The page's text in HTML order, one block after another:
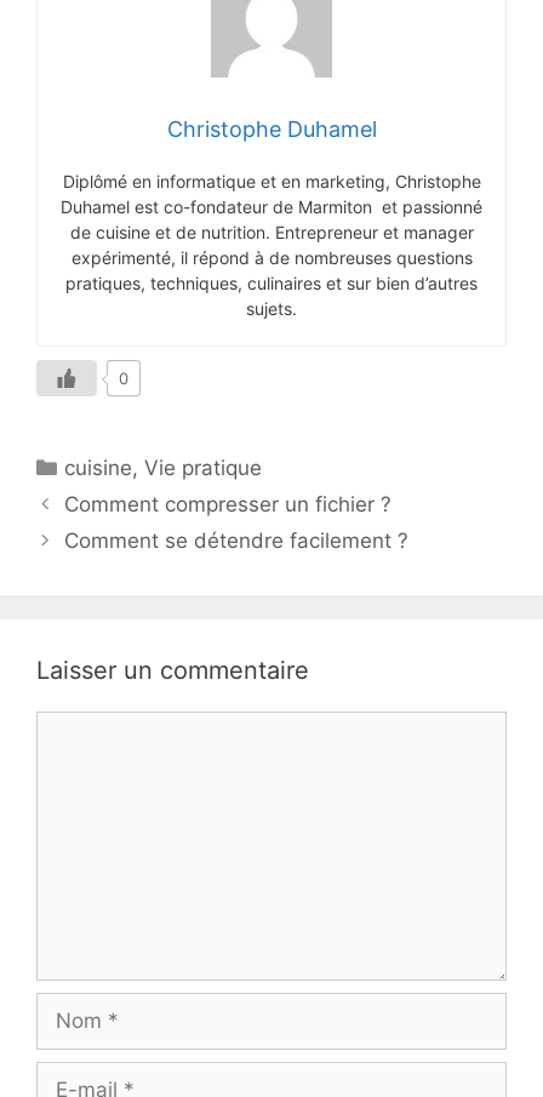
Christophe Duhamel
Diplômé en informatique et en marketing, Christophe
Duhamel est co-fondateur de Marmiton et passionné
de cuisine et de nutrition. Entrepreneur et manager
expérimenté, il répond à de nombreuses questions
pratiques, techniques, culinaires et sur bien d’autres
sujets.
0
Catégories
cuisine,Vie pratique
Comment compresser un fichier ?
Comment se détendre facilement ?
Laisser un commentaire
Nom